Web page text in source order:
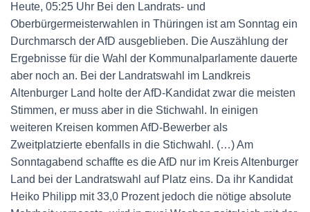
Heute, 05:25 Uhr Bei den Landrats- und
Oberbürgermeisterwahlen in Thüringen ist am Sonntag ein
Durchmarsch der AfD ausgeblieben. Die Auszählung der
Ergebnisse für die Wahl der Kommunalparlamente dauerte
aber noch an. Bei der Landratswahl im Landkreis
Altenburger Land holte der AfD-Kandidat zwar die meisten
Stimmen, er muss aber in die Stichwahl. In einigen
weiteren Kreisen kommen AfD-Bewerber als
Zweitplatzierte ebenfalls in die Stichwahl. (…) Am
Sonntagabend schaffte es die AfD nur im Kreis Altenburger
Land bei der Landratswahl auf Platz eins. Da ihr Kandidat
Heiko Philipp mit 33,0 Prozent jedoch die nötige absolute